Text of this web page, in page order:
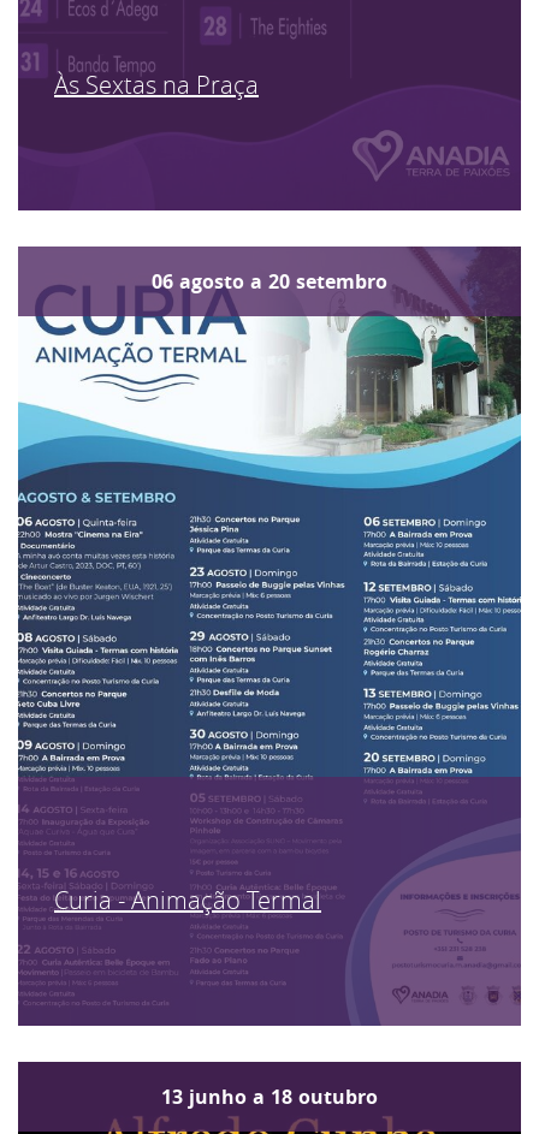
Às Sextas na Praça
06 agosto a 20 setembro
Curia - Animação Termal
13 junho a 18 outubro